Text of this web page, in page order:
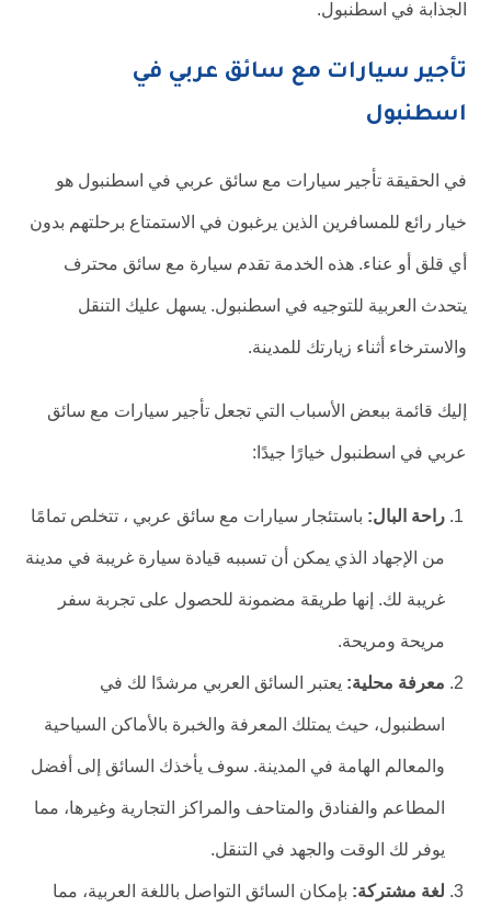
الجذابة في اسطنبول.
تأجير سيارات مع سائق عربي في
اسطنبول
في الحقيقة تأجير سيارات مع سائق عربي في اسطنبول هو
خيار رائع للمسافرين الذين يرغبون في الاستمتاع برحلتهم بدون
أي قلق أو عناء. هذه الخدمة تقدم سيارة مع سائق محترف
يتحدث العربية للتوجيه في اسطنبول. يسهل عليك التنقل
والاسترخاء أثناء زيارتك للمدينة.
إليك قائمة ببعض الأسباب التي تجعل تأجير سيارات مع سائق
عربي في اسطنبول خيارًا جيدًا:
راحة البال: باستئجار سيارات مع سائق عربي ، تتخلص تمامًا
من الإجهاد الذي يمكن أن تسببه قيادة سيارة غريبة في مدينة
غريبة لك. إنها طريقة مضمونة للحصول على تجربة سفر
مريحة ومريحة.
معرفة محلية: يعتبر السائق العربي مرشدًا لك في
اسطنبول، حيث يمتلك المعرفة والخبرة بالأماكن السياحية
والمعالم الهامة في المدينة. سوف يأخذك السائق إلى أفضل
المطاعم والفنادق والمتاحف والمراكز التجارية وغيرها، مما
يوفر لك الوقت والجهد في التنقل.
لغة مشتركة: بإمكان السائق التواصل باللغة العربية، مما